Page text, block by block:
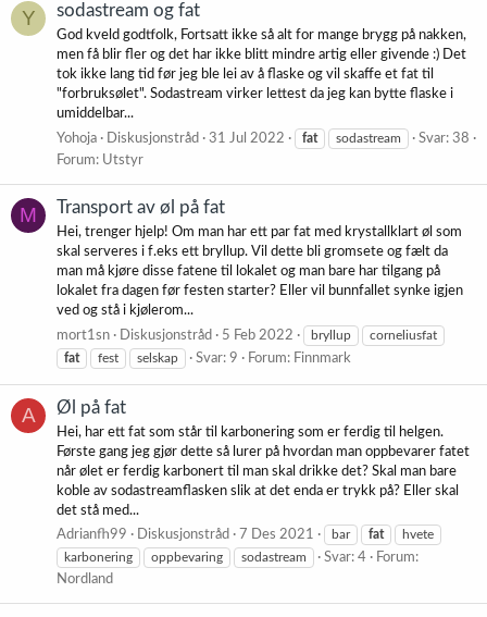
Y sodastream og fat
God kveld godtfolk, Fortsatt ikke så alt for mange brygg på nakken,
men få blir fler og det har ikke blitt mindre artig eller givende :) Det
tok ikke lang tid før jeg ble lei av å flaske og vil skaffe et fat til
"forbruksølet". Sodastream virker lettest da jeg kan bytte flaske i
umiddelbar...
Yohoja
Diskusjonstråd 31 Jul 2022 fat sodastream
Svar: 38
Forum: Utstyr
M Transport av øl på fat
Hei, trenger hjelp! Om man har ett par fat med krystallklart øl som
skal serveres i f.eks ett bryllup. Vil dette bli gromsete og fælt da
man må kjøre disse fatene til lokalet og man bare har tilgang på
lokalet fra dagen før festen starter? Eller vil bunnfallet synke igjen
ved og stå i kjølerom...
mort1sn
Diskusjonstråd 5 Feb 2022 bryllup
corneliusfat
fat
fest selskap Svar: 9 Forum: Finnmark
A Øl på fat
Hei, har ett fat som står til karbonering som er ferdig til helgen.
Første gang jeg gjør dette så lurer på hvordan man oppbevarer fatet
når ølet er ferdig karbonert til man skal drikke det? Skal man bare
koble av sodastreamflasken slik at det enda er trykk på? Eller skal
det stå med...
Adrianfh99
Diskusjonstråd 7 Des 2021 bar fat
hvete
karbonering
oppbevaring sodastream Svar: 4
Forum:
Nordland